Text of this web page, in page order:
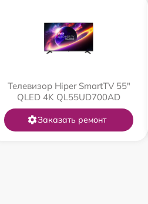
Телевизор Hiper SmartTV 55"
QLED 4K QL55UD700AD
Заказать ремонт